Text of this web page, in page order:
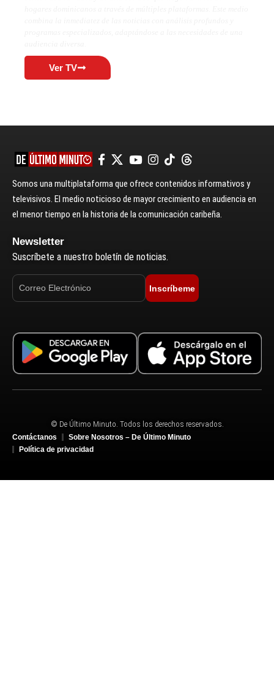
Ver TV
Somos una multiplataforma que ofrece contenidos informativos y
televisivos. El medio noticioso de mayor crecimiento en audiencia en
el menor tiempo en la historia de la comunicación caribeña.
Newsletter
Suscríbete a nuestro boletín de noticias.
Inscríbeme
© De Último Minuto. Todos los derechos reservados.
Contáctanos
Sobre Nosotros – De Último Minuto
Política de privacidad